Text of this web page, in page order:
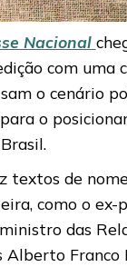
Nacional
com uma
o cenário
o
textos de
como o ex-
das
Alberto Franco